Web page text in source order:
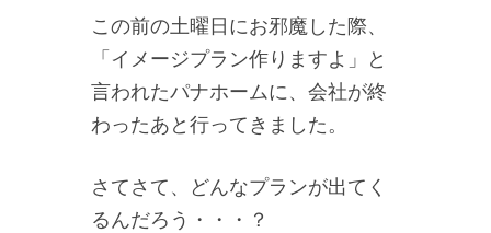
この前の土曜日にお邪魔した際、
「イメージプラン作りますよ」と
言われたパナホームに、会社が終
わったあと行ってきました。
さてさて、どんなプランが出てく
るんだろう・・・？